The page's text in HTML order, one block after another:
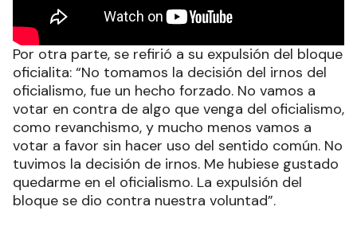
Por otra parte, se refirió a su expulsión del bloque
oficialita: “No tomamos la decisión del irnos del
oficialismo, fue un hecho forzado. No vamos a
votar en contra de algo que venga del oficialismo,
como revanchismo, y mucho menos vamos a
votar a favor sin hacer uso del sentido común. No
tuvimos la decisión de irnos. Me hubiese gustado
quedarme en el oficialismo. La expulsión del
bloque se dio contra nuestra voluntad”.